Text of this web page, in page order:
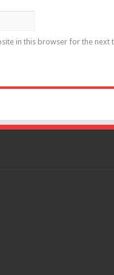
in this browser for the next